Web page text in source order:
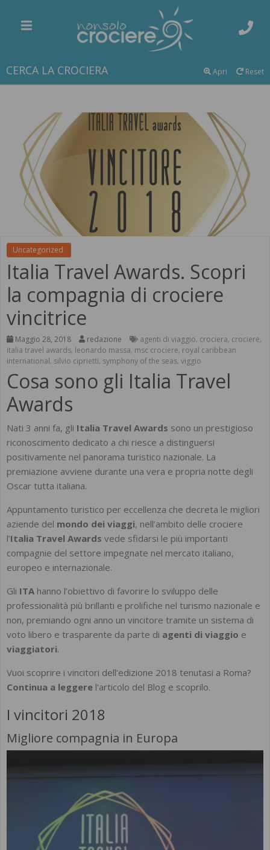
CERCA LA CROCIERA Reset
Apri
Uncategorized
Italia Travel Awards. Scopri
la compagnia di crociere
vincitrice
Maggio 28, 2018 redazione agenti di viaggio, crociera, crociere,
italia travel awards, leonardo massa, msc crociere, royal caribbean
international, silvio ciprietti, symphony of the seas, viggio
Cosa sono gli Italia Travel
Awards
Nati 3 anni fa, gli Italia Travel Awards sono un prestigioso
riconoscimento dedicato a chi riesce a distinguersi
positivamente nel panorama turistico nazionale. La
premiazione avviene durante una vera e propria notte degli
Oscar tutta italiana.
Appuntamento turistico per eccellenza che decreta le migliori
aziende del mondo dei viaggi, nell’ambito delle crociere
l’Italia Travel Awards vede sfidarsi le più importanti
compagnie del settore impegnate nel mercato italiano,
europeo e internazionale.
Gli ITA hanno l’obiettivo di favorire lo sviluppo delle
professionalità più brillanti e prolifiche nel turismo nazionale e
non, premiando ogni anno un vincitore tramite un sistema di
voto libero e trasparente da parte di agenti di viaggio e
viaggiatori.
Vuoi scoprire i vincitori dell’edizione 2018 tenutasi a Roma?
Continua a leggere l’articolo del Blog e scoprilo.
I vincitori 2018
Migliore compagnia in Europa